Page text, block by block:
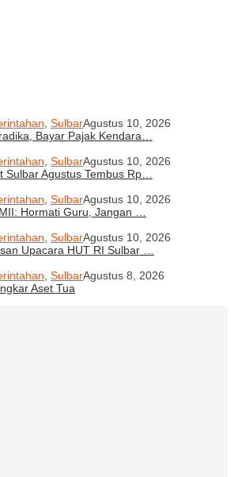
, SulbarAgustus 10, 2026
Bayar Pajak Kendara…
, SulbarAgustus 10, 2026
Sulbar Agustus Tembus Rp…
, SulbarAgustus 10, 2026
Hormati Guru, Jangan …
, SulbarAgustus 10, 2026
Upacara HUT RI Sulbar …
, SulbarAgustus 8, 2026
Aset Tua